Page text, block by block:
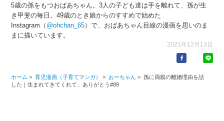
5歳の孫をもつおばあちゃん。3人の子ども達は手を離れて、孫が生
き甲斐の毎日。49歳のとき娘からのすすめで始めた
Instagram（ @ohchan_65）で、おばあちゃん目線の漫画を思いのま
まに描いています。
2021年12月13日
ホーム > 育児漫画（子育てマンガ） > おーちゃん > 孫に両親の離婚理由を話
した｜生まれてきてくれて、ありがとう#89